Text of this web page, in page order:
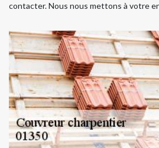
contacter. Nous nous mettons à votre